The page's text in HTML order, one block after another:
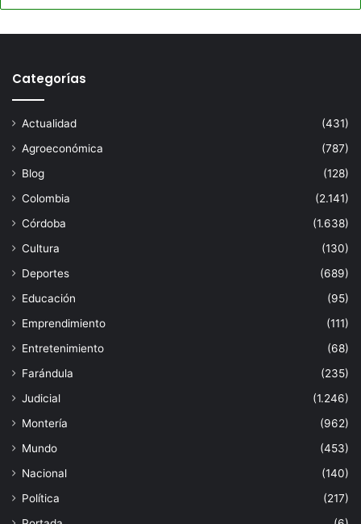
Categorías
Actualidad
(431)
Agroeconómica
(787)
Blog
(128)
Colombia
(2.141)
Córdoba
(1.638)
Cultura
(130)
Deportes
(689)
Educación
(95)
Emprendimiento
(111)
Entretenimiento
(68)
Farándula
(235)
Judicial
(1.246)
Montería
(962)
Mundo
(453)
Nacional
(140)
Política
(217)